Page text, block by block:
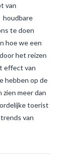
van
houdbare
te doen
hoe we een
het reizen
effect van
hebben op de
zien meer dan
toerist
van